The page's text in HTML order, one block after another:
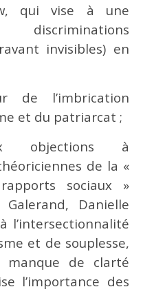
qui vise à une
invisibles) en
de l’imbrication
et du patriarcat ;
objections à
de la «
sociaux »
Danielle
l’intersectionnalité
et de souplesse,
de clarté
l’importance des